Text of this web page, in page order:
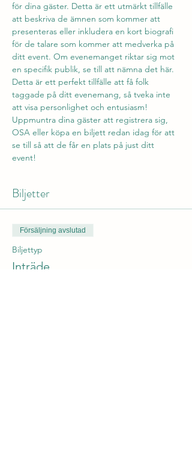
för dina gäster. Detta är ett utmärkt tillfälle
att beskriva de ämnen som kommer att
presenteras eller inkludera en kort biografi
för de talare som kommer att medverka på
ditt event. Om evenemanget riktar sig mot
en specifik publik, se till att nämna det här.
Detta är ett perfekt tillfälle att få folk
taggade på ditt evenemang, så tveka inte
att visa personlighet och entusiasm!
Uppmuntra dina gäster att registrera sig,
OSA eller köpa en biljett redan idag för att
se till så att de får en plats på just ditt
event!
Biljetter
Försäljning avslutad
Biljettyp
Inträde